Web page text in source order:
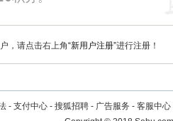
，请点击右上角“新用户注册”进行注册！
- 支付中心 - 搜狐招聘 - 广告服务 - 客服中心